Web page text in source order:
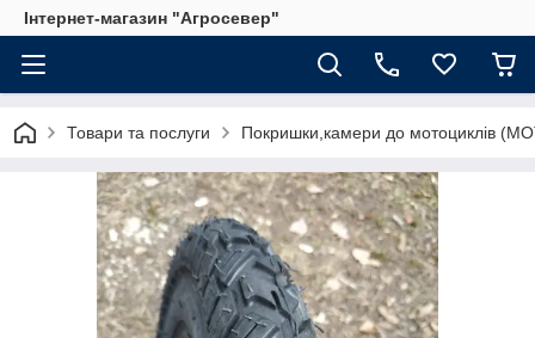
Інтернет-магазин "Агросевер"
Товари та послуги Покришки,камери до мотоциклів